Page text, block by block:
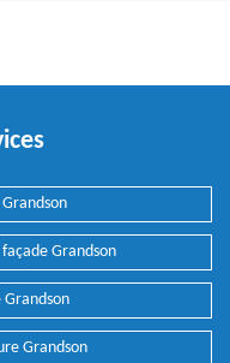
Grandson
Grandson